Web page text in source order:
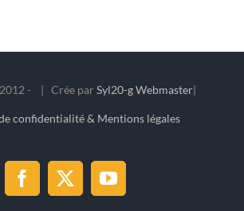
- | Crée par Syl20-g Webmaster|
confidentialité & Mentions légales
Facebook
X YouTube